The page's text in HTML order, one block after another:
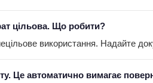
цільова. Що робити?
використання. Надайте
Це автоматично вимагає